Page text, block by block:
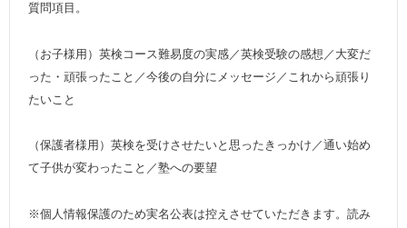
質問項目。
（お子様用）英検コース難易度の実感／英検受験の感想／大変だ
った・頑張ったこと／今後の自分にメッセージ／これから頑張り
たいこと
（保護者様用）英検を受けさせたいと思ったきっかけ／通い始め
て子供が変わったこと／塾への要望
※個人情報保護のため実名公表は控えさせていただきます。 読み